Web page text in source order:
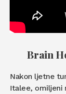
Brain
Nakon ljetne
Italee, omiljeni